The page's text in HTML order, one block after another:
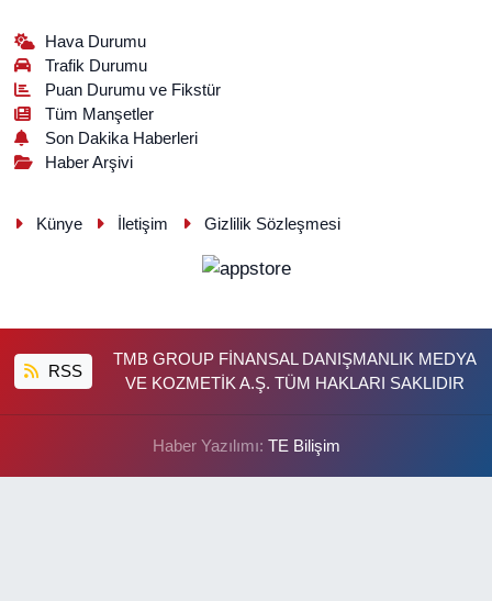
Hava Durumu
Trafik Durumu
Puan Durumu ve Fikstür
Tüm Manşetler
Son Dakika Haberleri
Haber Arşivi
Künye İletişim Gizlilik Sözleşmesi
RSS
TMB GROUP FİNANSAL DANIŞMANLIK MEDYA
VE KOZMETİK A.Ş. TÜM HAKLARI SAKLIDIR
Haber Yazılımı: TE Bilişim